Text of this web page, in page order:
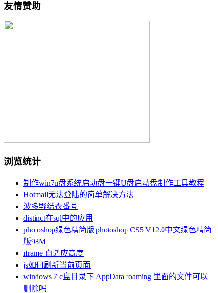
友情赞助
浏览统计
制作win7u盘系统启动盘一键U盘启动盘制作工具教程
Hotmail无法登陆的简单解决方法
波多野结衣番号
distinct在sql中的应用
photoshop绿色精简版|photoshop CS5 V12.0中文绿色精简
版98M
iframe 自适应高度
js如何刷新当前页面
windows 7 c盘目录下 AppData roaming 里面的文件可以
删除吗